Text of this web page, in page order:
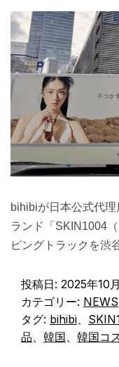
bihibiが日本公式代
ランド「SKIN1004
ピングトラックを渋
投稿日: 2025年10
カテゴリー: NEWS
タグ: bihibi、
品、 韓国、 韓国コ